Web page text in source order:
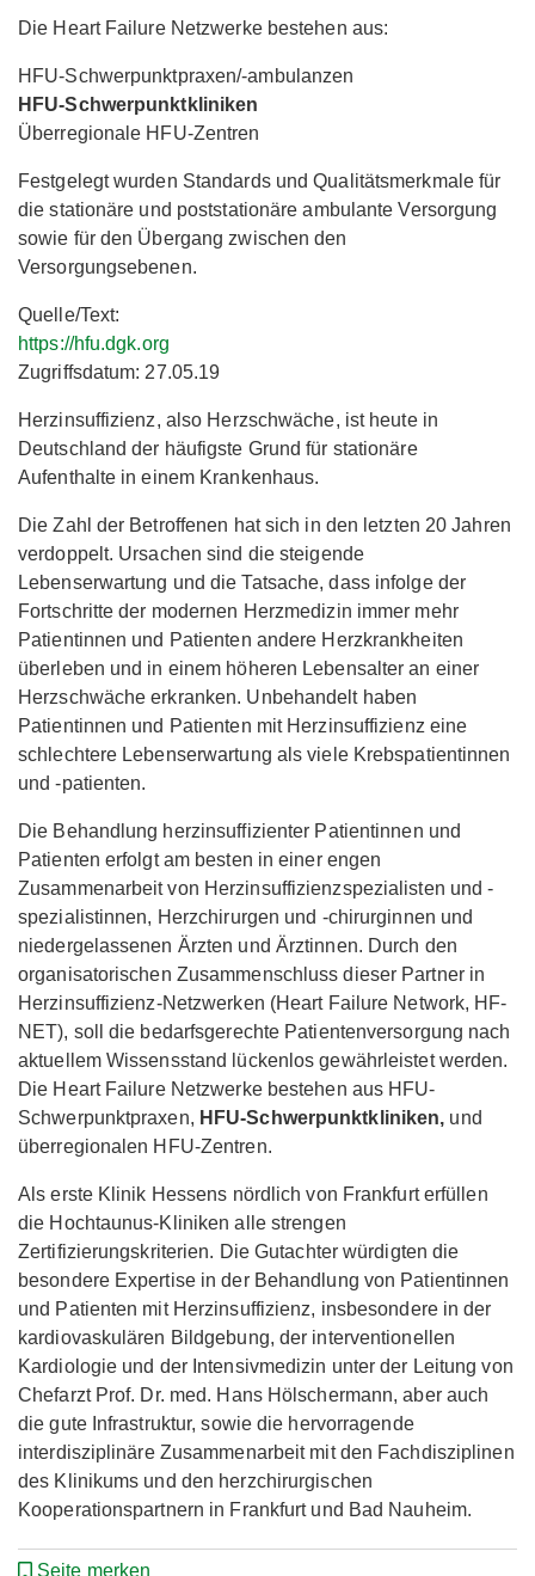
Die Heart Failure Netzwerke bestehen aus:
HFU-Schwerpunktpraxen/-ambulanzen
HFU-Schwerpunktkliniken
Überregionale HFU-Zentren
Festgelegt wurden Standards und Qualitätsmerkmale für
die stationäre und poststationäre ambulante Versorgung
sowie für den Übergang zwischen den
Versorgungsebenen.
Quelle/Text:
https://hfu.dgk.org
Zugriffsdatum: 27.05.19
Herzinsuffizienz, also Herzschwäche, ist heute in
Deutschland der häufigste Grund für stationäre
Aufenthalte in einem Krankenhaus.
Die Zahl der Betroffenen hat sich in den letzten 20 Jahren
verdoppelt. Ursachen sind die steigende
Lebenserwartung und die Tatsache, dass infolge der
Fortschritte der modernen Herzmedizin immer mehr
Patientinnen und Patienten andere Herzkrankheiten
überleben und in einem höheren Lebensalter an einer
Herzschwäche erkranken. Unbehandelt haben
Patientinnen und Patienten mit Herzinsuffizienz eine
schlechtere Lebenserwartung als viele Krebspatientinnen
und -patienten.
Die Behandlung herzinsuffizienter Patientinnen und
Patienten erfolgt am besten in einer engen
Zusammenarbeit von Herzinsuffizienzspezialisten und -
spezialistinnen, Herzchirurgen und -chirurginnen und
niedergelassenen Ärzten und Ärztinnen. Durch den
organisatorischen Zusammenschluss dieser Partner in
Herzinsuffizienz-Netzwerken (Heart Failure Network, HF-
NET), soll die bedarfsgerechte Patientenversorgung nach
aktuellem Wissensstand lückenlos gewährleistet werden.
Die Heart Failure Netzwerke bestehen aus HFU-
Schwerpunktpraxen, HFU-Schwerpunktkliniken, und
überregionalen HFU-Zentren.
Als erste Klinik Hessens nördlich von Frankfurt erfüllen
die Hochtaunus-Kliniken alle strengen
Zertifizierungskriterien. Die Gutachter würdigten die
besondere Expertise in der Behandlung von Patientinnen
und Patienten mit Herzinsuffizienz, insbesondere in der
kardiovaskulären Bildgebung, der interventionellen
Kardiologie und der Intensivmedizin unter der Leitung von
Chefarzt Prof. Dr. med. Hans Hölschermann, aber auch
die gute Infrastruktur, sowie die hervorragende
interdisziplinäre Zusammenarbeit mit den Fachdisziplinen
des Klinikums und den herzchirurgischen
Kooperationspartnern in Frankfurt und Bad Nauheim.
Seite merken